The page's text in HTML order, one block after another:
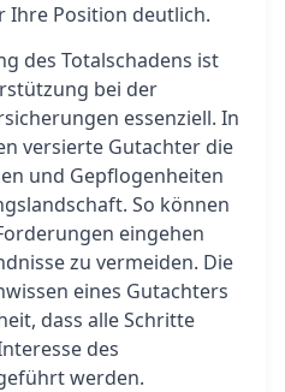
Ihre Position deutlich.
des Totalschadens ist
bei der
essenziell. In
versierte Gutachter die
und Gepflogenheiten
So können
eingehen
zu vermeiden. Die
eines Gutachters
dass alle Schritte
des
werden.